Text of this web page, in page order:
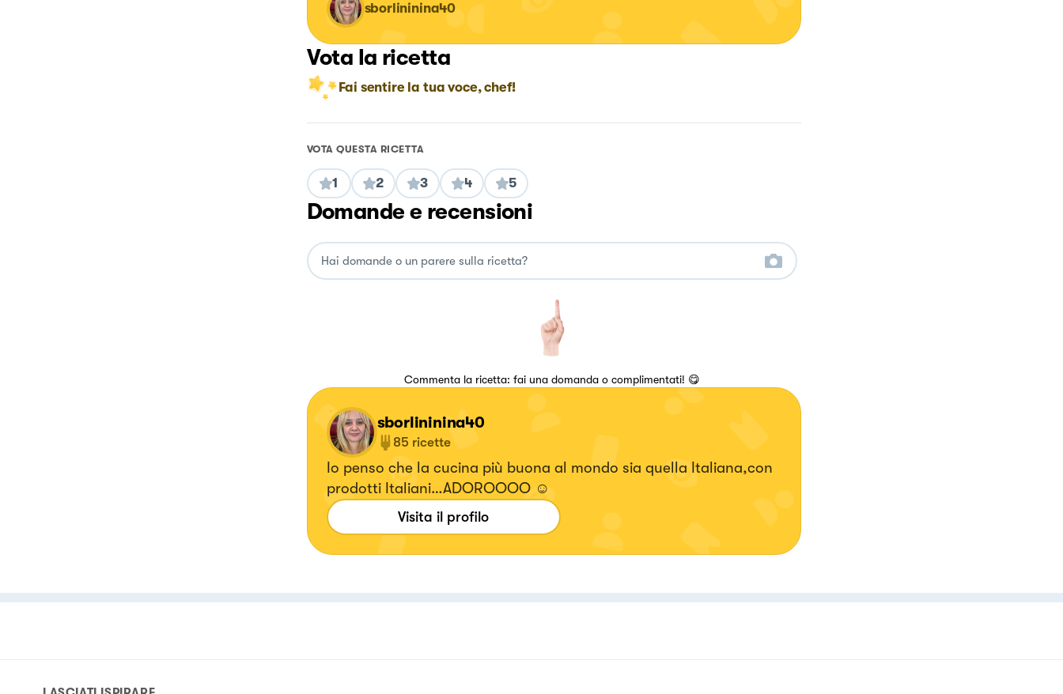
sborlininina40
Vota la ricetta
Fai sentire la tua voce, chef!
VOTA QUESTA RICETTA
1 2 3 4 5
Domande e recensioni
Commenta la ricetta: fai una domanda o complimentati! 😋
sborlininina40
85 ricette
Io penso che la cucina più buona al mondo sia quella Italiana,con
prodotti Italiani…ADOROOOO ☺️
Visita il profilo